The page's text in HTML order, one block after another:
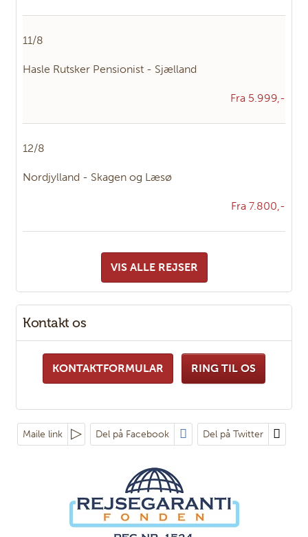
11/8
Hasle Rutsker Pensionist - Sjælland
Fra 5.999,-
12/8
Nordjylland - Skagen og Læsø
Fra 7.800,-
VIS ALLE REJSER
Kontakt os
KONTAKTFORMULAR RING TIL OS
Maile link Del på Facebook Del på Twitter
Følg os på